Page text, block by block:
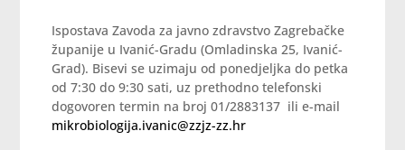
Ispostava Zavoda za javno zdravstvo Zagrebačke
županije u Ivanić-Gradu (Omladinska 25, Ivanić-
Grad). Bisevi se uzimaju od ponedjeljka do petka
od 7:30 do 9:30 sati, uz prethodno telefonski
dogovoren termin na broj 01/2883137 ili e-mail
mikrobiologija.ivanic@zzjz-zz.hr